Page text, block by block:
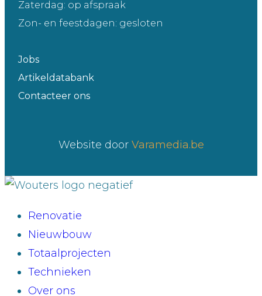
Zaterdag: op afspraak
Zon- en feestdagen: gesloten
Jobs
Artikeldatabank
Contacteer ons
Website door Varamedia.be
Renovatie
Nieuwbouw
Totaalprojecten
Technieken
Over ons